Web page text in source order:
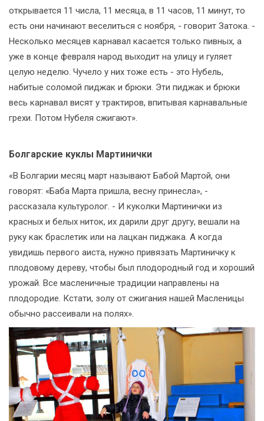
открывается 11 числа, 11 месяца, в 11 часов, 11 минут, то
есть они начинают веселиться с ноября, - говорит Затока. -
Несколько месяцев карнавал касается только пивных, а
уже в конце февраля народ выходит на улицу и гуляет
целую неделю. Чучело у них тоже есть - это Нубель,
набитые соломой пиджак и брюки. Эти пиджак и брюки
весь карнавал висят у трактиров, впитывая карнавальные
грехи. Потом Нубеля сжигают».
Болгарские куклы Мартинички
«В Болгарии месяц март называют Бабой Мартой, они
говорят: «Баба Марта пришла, весну принесла», -
рассказала культуролог. - И куколки Мартинички из
красных и белых ниток, их дарили друг другу, вешали на
руку как браслетик или на лацкан пиджака. А когда
увидишь первого аиста, нужно привязать Мартиничку к
плодовому дереву, чтобы был плодородный год и хороший
урожай. Все масленичные традиции направлены на
плодородие. Кстати, золу от сжигания нашей Масленицы
обычно рассеивали на полях».